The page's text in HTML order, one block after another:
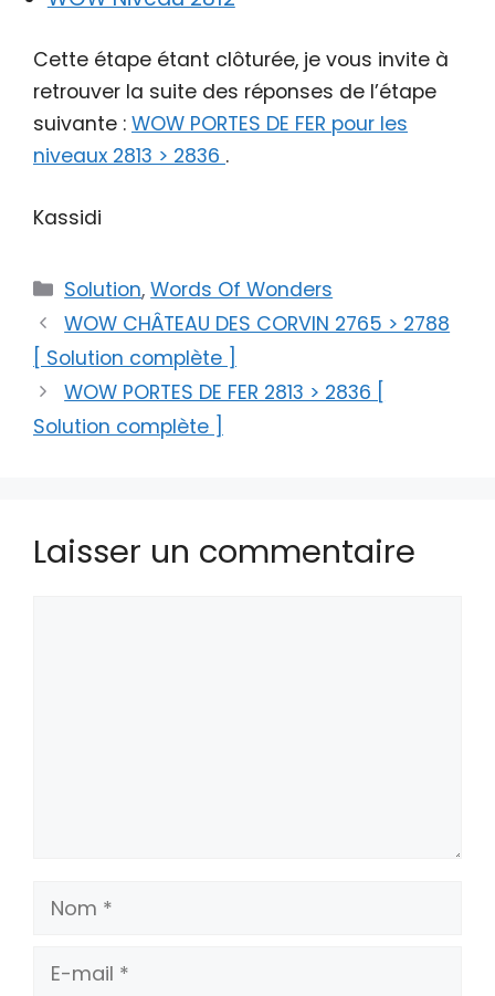
Cette étape étant clôturée, je vous invite à
retrouver la suite des réponses de l’étape
suivante : WOW PORTES DE FER pour les
niveaux 2813 > 2836 .
Kassidi
Catégories
Solution,Words Of Wonders
WOW CHÂTEAU DES CORVIN 2765 > 2788
[ Solution complète ]
WOW PORTES DE FER 2813 > 2836 [
Solution complète ]
Laisser un commentaire
Nom
E-